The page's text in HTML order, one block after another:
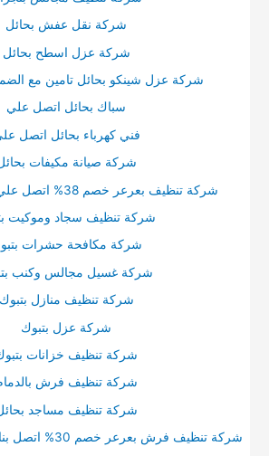
شركة نقل عفش بحائل
شركة عزل اسطح بحائل
شركة عزل شينكو بحائل تامين مع الضمان 10
سباك بحائل اتصل علي
فني كهرباء بحائل اتصل
شركة صيانة مكيفات
شركة تنظيف بعرعر خصم 38% اتصل علي 0550396627
شركة تنظيف سجاد وموكيت
شركة مكافحة حشرات
شركة غسيل مجالس وكنب
شركة تنظيف منازل بتبوك
شركة عزل بتبوك
شركة تنظيف خزانات
شركة تنظيف فرش
شركة تنظيف مساجد
شركة تنظيف فرش بعرعر خصم 30% اتصل بنا علي 0550396627